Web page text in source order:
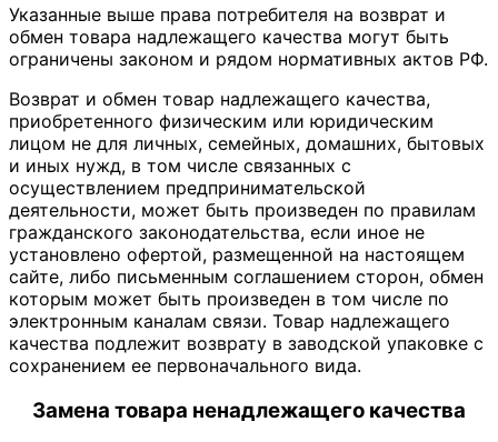
Указанные выше права потребителя на возврат и
обмен товара надлежащего качества могут быть
ограничены законом и рядом нормативных актов РФ.
Возврат и обмен товар надлежащего качества,
приобретенного физическим или юридическим
лицом не для личных, семейных, домашних, бытовых
и иных нужд, в том числе связанных с
осуществлением предпринимательской
деятельности, может быть произведен по правилам
гражданского законодательства, если иное не
установлено офертой, размещенной на настоящем
сайте, либо письменным соглашением сторон, обмен
которым может быть произведен в том числе по
электронным каналам связи. Товар надлежащего
качества подлежит возврату в заводской упаковке с
сохранением ее первоначального вида.
Замена товара ненадлежащего качества